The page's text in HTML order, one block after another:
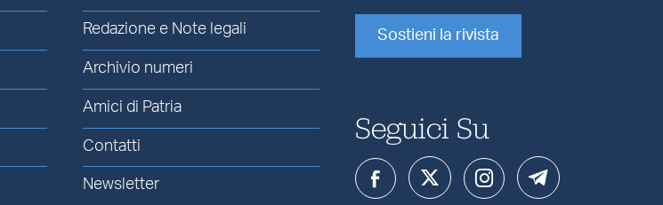
Redazione e Note legali
Archivio numeri
Amici di Patria
Contatti
Newsletter
Sostieni la rivista
Seguici Su